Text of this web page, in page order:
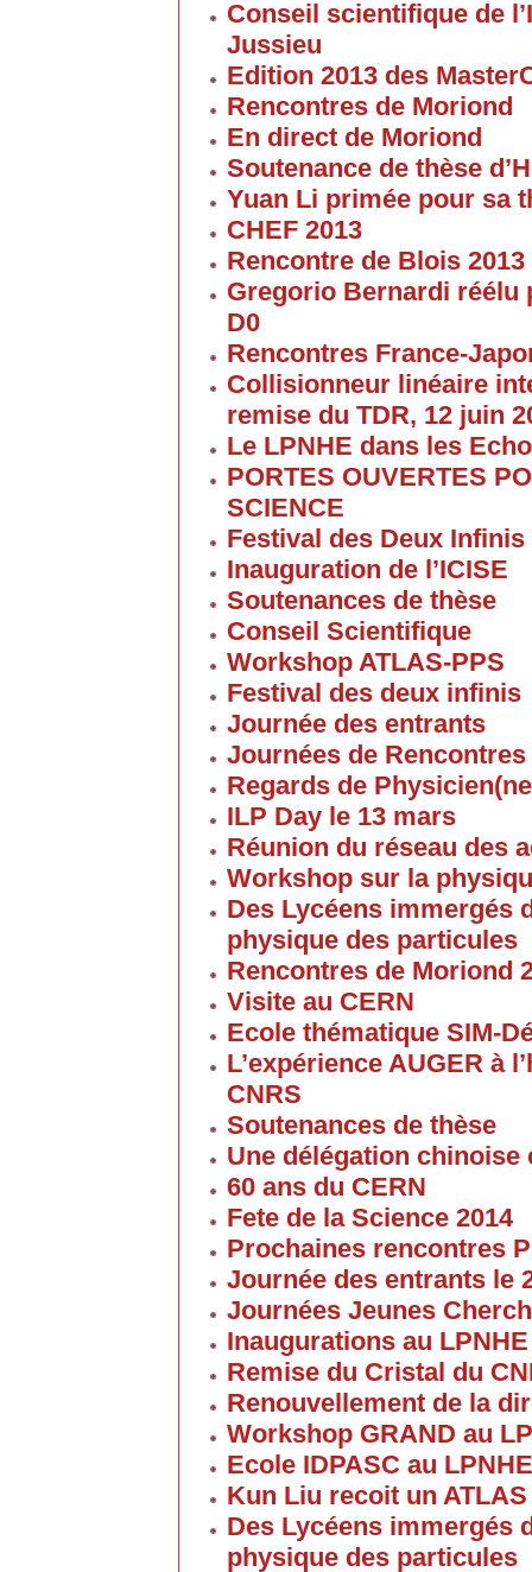
Conseil scientifique de
Jussieu
Edition 2013 des
Rencontres de Moriond
En direct de Moriond
Soutenance de thèse
Yuan Li primée pour sa
CHEF 2013
Rencontre de Blois 2013
Gregorio Bernardi réélu
D0
Rencontres France-
Collisionneur linéaire
remise du TDR, 12 juin
Le LPNHE dans les
PORTES OUVERTES
SCIENCE
Festival des Deux Infinis
Inauguration de l’ICISE
Soutenances de thèse
Conseil Scientifique
Workshop ATLAS-PPS
Festival des deux infinis
Journée des entrants
Journées de
Regards de
ILP Day le 13 mars
Réunion du réseau des
Workshop sur la
Des Lycéens immergés
physique des particules
Rencontres de Moriond
Visite au CERN
Ecole thématique SIM-
L’expérience AUGER à
CNRS
Soutenances de thèse
Une délégation
60 ans du CERN
Fete de la Science 2014
Prochaines rencontres
Journée des entrants le
Journées Jeunes
Inaugurations au LPNHE
Remise du Cristal du
Renouvellement de la
Workshop GRAND au
Ecole IDPASC au LPNHE
Kun Liu recoit un
Des Lycéens immergés
physique des particules